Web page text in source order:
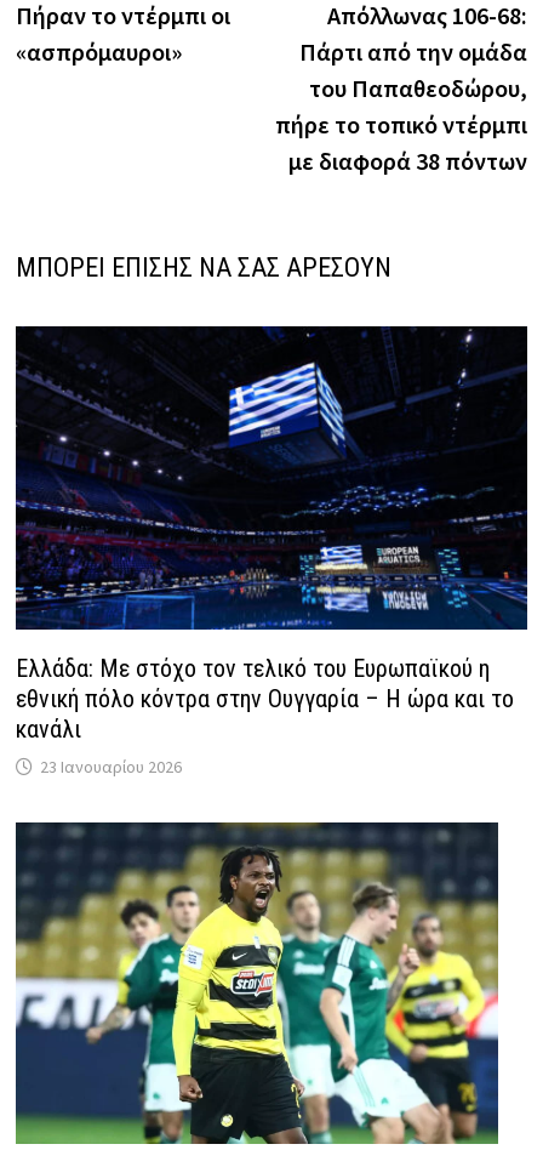
Πήραν το ντέρμπι οι
«ασπρόμαυροι»
Απόλλωνας 106-68:
Πάρτι από την ομάδα
του Παπαθεοδώρου,
πήρε το τοπικό ντέρμπι
με διαφορά 38 πόντων
ΜΠΟΡΕΙ ΕΠΙΣΗΣ ΝΑ ΣΑΣ ΑΡΕΣΟΥΝ
Ελλάδα: Με στόχο τον τελικό του Ευρωπαϊκού η
εθνική πόλο κόντρα στην Ουγγαρία – Η ώρα και το
κανάλι
23 Ιανουαρίου 2026